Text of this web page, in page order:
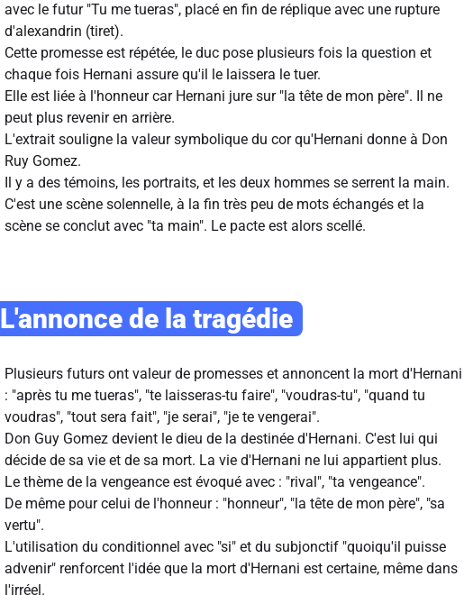
avec le futur "Tu me tueras", placé en fin de réplique avec une rupture
d'alexandrin (tiret).
Cette promesse est répétée, le duc pose plusieurs fois la question et
chaque fois Hernani assure qu'il le laissera le tuer.
Elle est liée à l'honneur car Hernani jure sur "la tête de mon père". Il ne
peut plus revenir en arrière.
L'extrait souligne la valeur symbolique du cor qu'Hernani donne à Don
Ruy Gomez.
Il y a des témoins, les portraits, et les deux hommes se serrent la main.
C'est une scène solennelle, à la fin très peu de mots échangés et la
scène se conclut avec "ta main". Le pacte est alors scellé.
L'annonce de la tragédie
Plusieurs futurs ont valeur de promesses et annoncent la mort d'Hernani
: "après tu me tueras", "te laisseras-tu faire", "voudras-tu", "quand tu
voudras", "tout sera fait", "je serai", "je te vengerai".
Don Guy Gomez devient le dieu de la destinée d'Hernani. C'est lui qui
décide de sa vie et de sa mort. La vie d'Hernani ne lui appartient plus.
Le thème de la vengeance est évoqué avec : "rival", "ta vengeance".
De même pour celui de l'honneur : "honneur", "la tête de mon père", "sa
vertu".
L'utilisation du conditionnel avec "si" et du subjonctif "quoiqu'il puisse
advenir" renforcent l'idée que la mort d'Hernani est certaine, même dans
l'irréel.